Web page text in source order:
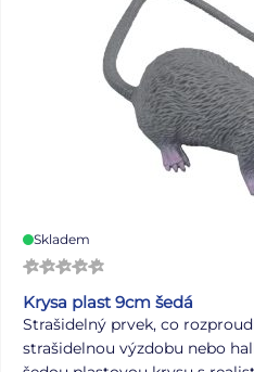
Skladem
Krysa plast 9cm šedá
Strašidelný prvek, co
strašidelnou výzdobu nebo